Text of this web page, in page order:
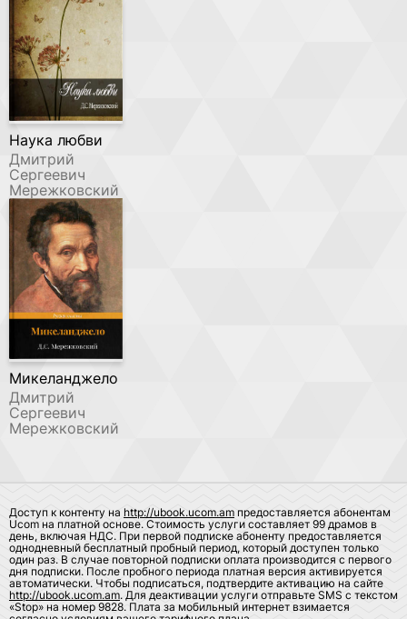
Наука любви
Дмитрий
Сергеевич
Мережковский
Микеланджело
Дмитрий
Сергеевич
Мережковский
Доступ к контенту на http://ubook.ucom.am предоставляется абонентам
Ucom на платной основе. Стоимость услуги составляет 99 драмов в
день, включая НДС. При первой подписке абоненту предоставляется
однодневный бесплатный пробный период, который доступен только
один раз. В случае повторной подписки оплата производится с первого
дня подписки. После пробного периода платная версия активируется
автоматически. Чтобы подписаться, подтвердите активацию на сайте
http://ubook.ucom.am. Для деактивации услуги отправьте SMS с текстом
«Stop» на номер 9828. Плата за мобильный интернет взимается